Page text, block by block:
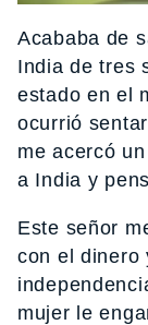
Acababa de
India de tres
estado en el
ocurrió
me acercó
a India y
Este señor
con el dinero
mujer le